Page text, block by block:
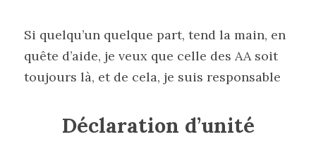
Si quelqu’un quelque part, tend la main, en
quête d’aide, je veux que celle des AA soit
toujours là, et de cela, je suis responsable
Déclaration d’unité